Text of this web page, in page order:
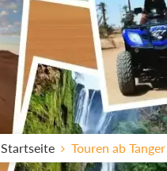
Startseite Touren ab Tanger